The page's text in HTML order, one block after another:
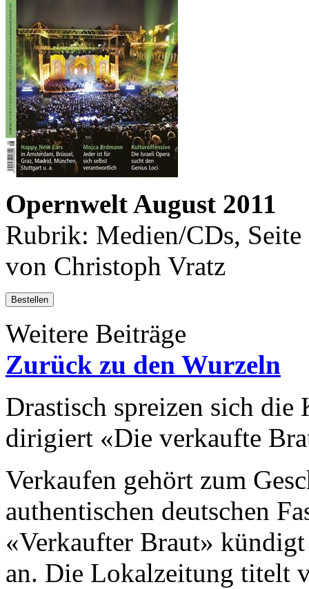
Opernwelt August 2011
Rubrik: Medien/CDs, Seite
von Christoph Vratz
Bestellen
Weitere Beiträge
Zurück zu den Wurzeln
Drastisch spreizen sich
dirigiert «Die verkaufte
Verkaufen gehört zum
authentischen deutschen
«Verkaufter Braut»
an. Die Lokalzeitung titelt